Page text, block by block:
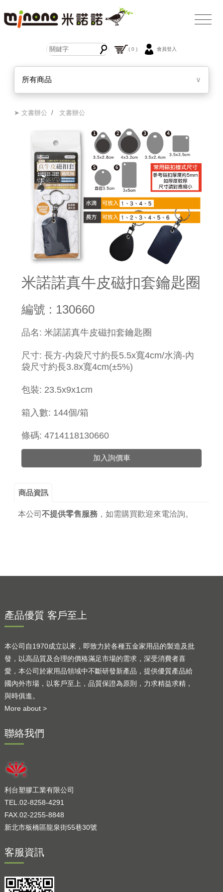
( 0 ) 會員登入
所有商品 ∨
➤ 文書辦公 /文書辦公
米諾諾真牛皮磁扣套鑰匙圈
編號 : 130660
品名: 米諾諾真牛皮磁扣套鑰匙圈
尺寸: 長方-內袋尺寸約長5.5x寬4cm/水滴-內
袋尺寸約長3.8x寬4cm(±5%)
包裝: 23.5x9x1cm
箱入數: 144個/箱
條碼: 4714118130660
加入詢價車
商品資訊
本公司 不提供零售服務， 如需購買歡迎來電洽詢。
產品優質 客戶至上
本公司自1970成立以來，即致力於各種五金家用品的製造及批
發，以高品質及合理的價格滿足市場的需求，深受消費者喜
愛，本公司於家用品領域中不斷研發新產品，提供優質產品給
國內外市場，以客戶至上，品質保證為原則，力求精益求精，
與時俱進。
More about >
聯絡我們
利台塑膠工業有限公司
TEL.02-8258-4291
FAX.02-2255-8848
新北市板橋區龍泉街55巷30號
客服資訊